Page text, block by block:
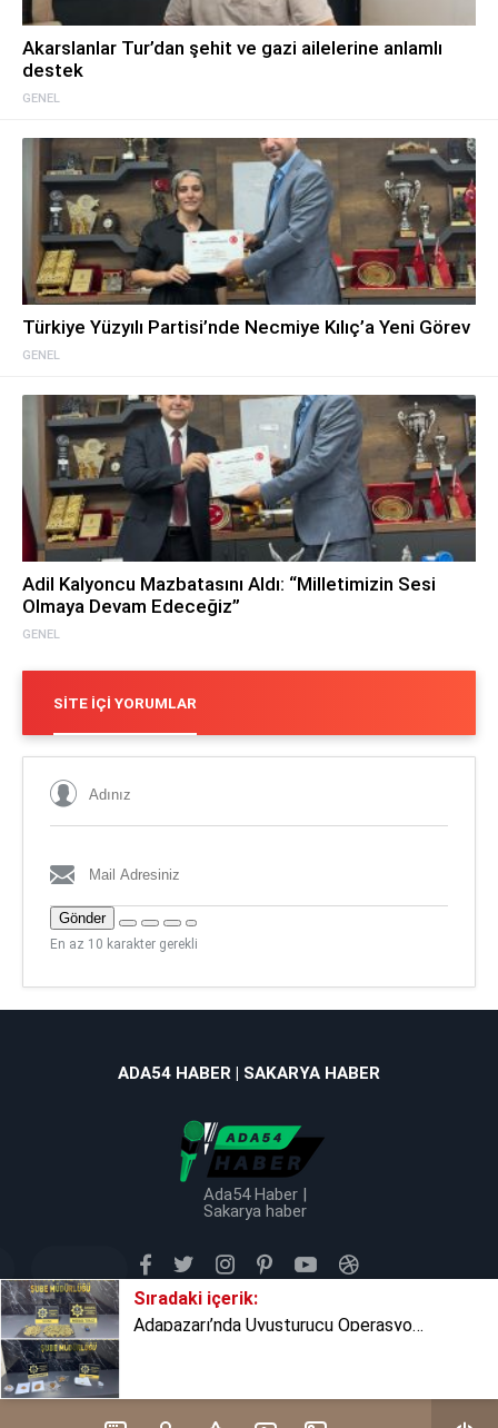
Sıradaki içerik:
Adapazarı’nda Uyuşturucu Operasyonu: 2 Şüpheli Tutuklandı
GENEL
Akarslanlar Tur’dan şehit ve gazi ailelerine anlamlı
destek
GENEL
Türkiye Yüzyılı Partisi’nde Necmiye Kılıç’a Yeni Görev
GENEL
Adil Kalyoncu Mazbatasını Aldı: “Milletimizin Sesi
Olmaya Devam Edeceğiz”
SITE İÇI YORUMLAR
Gönder
En az 10 karakter gerekli
ADA54 HABER | SAKARYA HABER
Ada54 Haber |
Sakarya haber
Tüm Hakkı Saklıdır © 2025 TB Haber Medya